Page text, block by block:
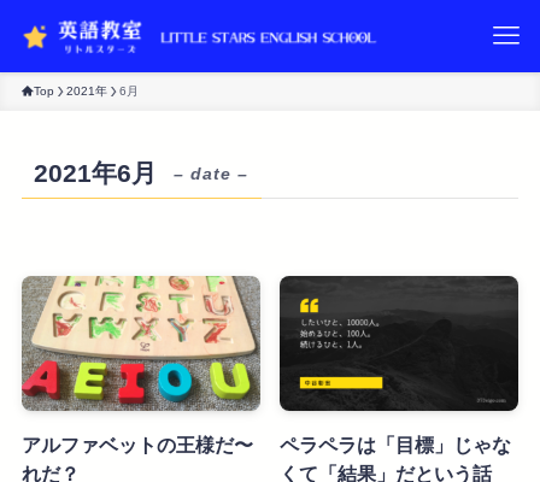
Top 2021年 6月
2021年6月 – date –
アルファベットの王様だ〜
れだ？
ペラペラは「目標」じゃな
くて「結果」だという話